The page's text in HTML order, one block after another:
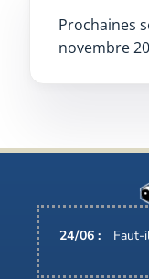
Prochaines
novembre
24/06 : Faut-il